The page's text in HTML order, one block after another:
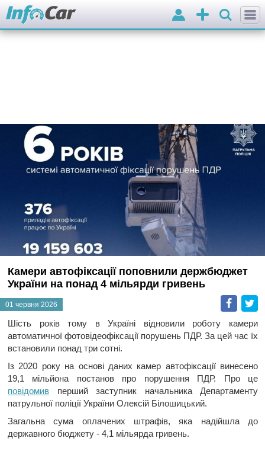
Додати
оголошення
Вхід
Камери автофіксації поповнили держбюджет
України на понад 4 мільярди гривень
01 червня 2026
Шість років тому в Україні відновили роботу камери
автоматичної фотовідеофіксації порушень ПДР. За цей час їх
встановили понад три сотні.
Із 2020 року на основі даних камер автофіксації винесено
19,1 мільйона постанов про порушення ПДР. Про це
повідомив перший заступник начальника Департаменту
патрульної поліції України Олексій Білошицький.
Загальна сума оплачених штрафів, яка надійшла до
державного бюджету - 4,1 мільярда гривень.